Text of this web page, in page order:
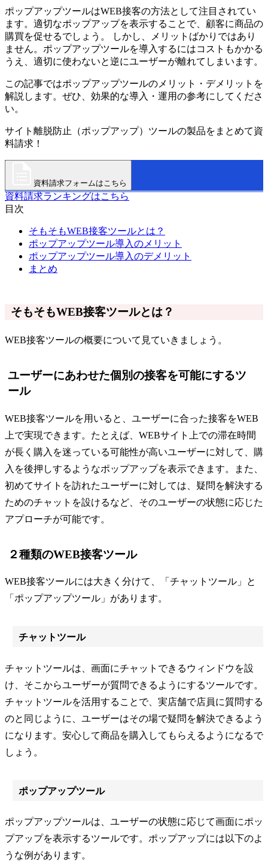
ポップアップツールはWEB接客の方法として注目されてい
ます。適切なポップアップを表示することで、顧客に商品の
購買を促せるでしょう。 しかし、メリットばかりではあり
ません。ポップアップツールを導入するにはコストもかかる
うえ、適切に使わないと逆にユーザーが離れてしまいます。
この記事ではポップアップツールのメリット・デメリットを
解説します。ぜひ、効果的な導入・運用の参考にしてくださ
い。
サイト離脱防止（ポップアップ）ツールの製品をまとめて資
料請求！
資料請求フォームはこちら
資料請求ランキングはこちら
目次
そもそもWEB接客ツールとは？
ポップアップツール導入のメリット
ポップアップツール導入のデメリット
まとめ
そもそもWEB接客ツールとは？
WEB接客ツールの概要について見ていきましょう。
ユーザーにあわせた個別の接客を可能にするツ
ール
WEB接客ツールを用いると、ユーザーに合った接客をWEB
上で実現できます。たとえば、WEBサイト上での滞在時間
が長く購入を迷っている可能性が高いユーザーに対して、購
入を後押しするようなポップアップを表示できます。また、
初めてサイトを訪れたユーザーに対しては、疑問を解決する
ためのチャットを設けるなど、そのユーザーの状態に応じた
アプローチが可能です。
２種類のWEB接客ツール
WEB接客ツールには大きく分けて、「チャットツール」と
「ポップアップツール」があります。
チャットツール
チャットツールは、画面にチャットできるウィンドウを設
け、そこからユーザーが質問できるようにするツールです。
チャットツールを活用することで、実店舗で店員に質問する
のと同じように、ユーザーはその場で疑問を解決できるよう
になります。安心して商品を購入してもらえるようになるで
しょう。
ポップアップツール
ポップアップツールは、ユーザーの状態に応じて画面にポッ
プアップを表示するツールです。ポップアップには以下のよ
うな例があります。